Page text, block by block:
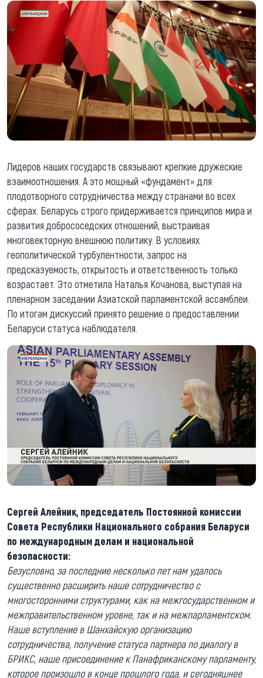
Лидеров наших государств связывают крепкие дружеские
взаимоотношения. А это мощный «фундамент» для
плодотворного сотрудничества между странами во всех
сферах. Беларусь строго придерживается принципов мира и
развития добрососедских отношений, выстраивая
многовекторную внешнюю политику. В условиях
геополитической турбулентности, запрос на
предсказуемость, открытость и ответственность только
возрастает. Это отметила Наталья Кочанова, выступая на
пленарном заседании Азиатской парламентской ассамблеи.
По итогам дискуссий принято решение о предоставлении
Беларуси статуса наблюдателя.
Сергей Алейник, председатель Постоянной комиссии
Совета Республики Национального собрания Беларуси
по международным делам и национальной
безопасности:
Безусловно, за последние несколько лет нам удалось
существенно расширить наше сотрудничество с
многосторонними структурами, как на межгосударственном и
межправительственном уровне, так и на межпарламентском.
Наше вступление в Шанхайскую организацию
сотрудничества, получение статуса партнера по диалогу в
БРИКС, наше присоединение к Панафриканскому парламенту,
которое произошло в конце прошлого года, и сегодняшнее